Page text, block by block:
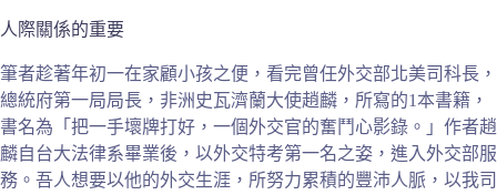
人際關係的重要
筆者趁著年初一在家顧小孩之便，看完曾任外交部北美司科長，
總統府第一局局長，非洲史瓦濟蘭大使趙麟，所寫的1本書籍，
書名為「把一手壞牌打好，一個外交官的奮鬥心影錄。」作者趙
麟自台大法律系畢業後，以外交特考第一名之姿，進入外交部服
務。吾人想要以他的外交生涯，所努力累積的豐沛人脈，以我司